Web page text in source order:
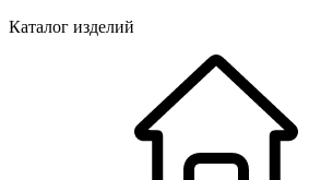
Каталог изделий